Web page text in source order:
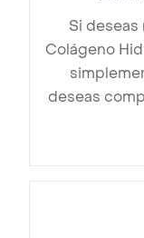
Si
Colágeno
deseas